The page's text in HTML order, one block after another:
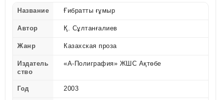
Название Ғибратты ғұмыр
Автор Қ. Сұлтанғалиев
Жанр Казахская проза
Издатель
ство
«А-Полиграфия» ЖШС Ақтөбе
Год 2003